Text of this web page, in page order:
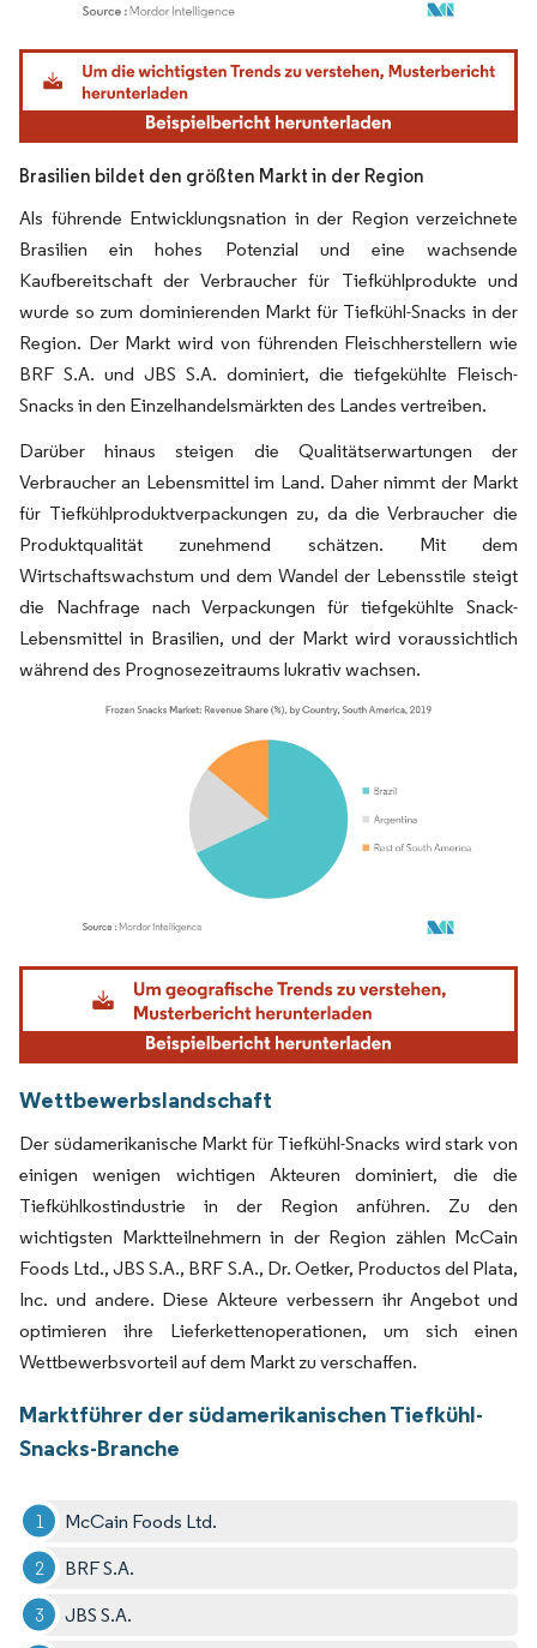
Bild © Mordor Intelligence. Wiederverwendung erfordert Namensnennung gemäß
Brasilien bildet den größten Markt in der Region
Als führende Entwicklungsnation in der Region verzeichnete
Brasilien ein hohes Potenzial und eine wachsende
Kaufbereitschaft der Verbraucher für Tiefkühlprodukte und
wurde so zum dominierenden Markt für Tiefkühl-Snacks in der
Region. Der Markt wird von führenden Fleischherstellern wie
BRF S.A. und JBS S.A. dominiert, die tiefgekühlte Fleisch-
Snacks in den Einzelhandelsmärkten des Landes vertreiben.
Darüber hinaus steigen die Qualitätserwartungen der
Verbraucher an Lebensmittel im Land. Daher nimmt der Markt
für Tiefkühlproduktverpackungen zu, da die Verbraucher die
Produktqualität zunehmend schätzen. Mit dem
Wirtschaftswachstum und dem Wandel der Lebensstile steigt
die Nachfrage nach Verpackungen für tiefgekühlte Snack-
Lebensmittel in Brasilien, und der Markt wird voraussichtlich
während des Prognosezeitraums lukrativ wachsen.
Bild © Mordor Intelligence. Wiederverwendung erfordert Namensnennung gemäß
Wettbewerbslandschaft
Der südamerikanische Markt für Tiefkühl-Snacks wird stark von
einigen wenigen wichtigen Akteuren dominiert, die die
Tiefkühlkostindustrie in der Region anführen. Zu den
wichtigsten Marktteilnehmern in der Region zählen McCain
Foods Ltd., JBS S.A., BRF S.A., Dr. Oetker, Productos del Plata,
Inc. und andere. Diese Akteure verbessern ihr Angebot und
optimieren ihre Lieferkettenoperationen, um sich einen
Wettbewerbsvorteil auf dem Markt zu verschaffen.
Marktführer der südamerikanischen Tiefkühl-
Snacks-Branche
McCain Foods Ltd.
BRF S.A.
JBS S.A.